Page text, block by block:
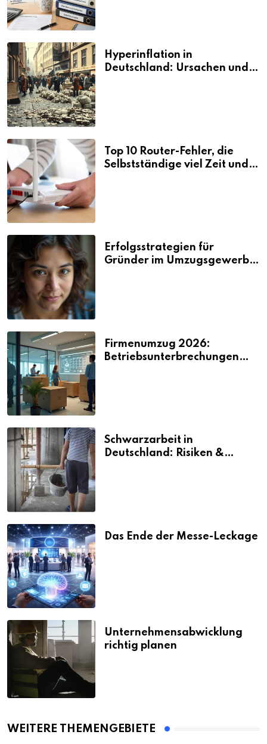
Hyperinflation in
Deutschland: Ursachen und
Top 10 Router-Fehler, die
Selbstständige viel Zeit und
Erfolgsstrategien für
Gründer im Umzugsgewerbe
Firmenumzug 2026:
Betriebsunterbrechungen
Schwarzarbeit in
Deutschland: Risiken &
Das Ende der Messe-Leckage
Unternehmensabwicklung
richtig planen
WEITERE THEMENGEBIETE